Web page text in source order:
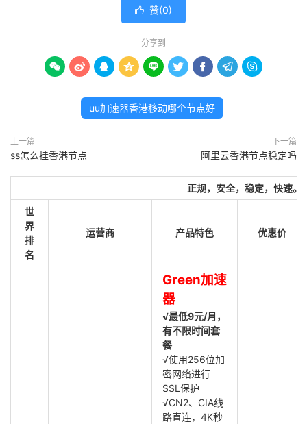
 赞(0)
分享到
        
uu加速器香港移动哪个节点好
上一篇
ss怎么挂香港节点
下一篇
阿里云香港节点稳定吗
正规，安全，稳定，快速。
世
界
排
名
运营商 产品特色 优惠价
Green加速
器
√最低9元/月，
有不限时间套
餐
√使用256位加
密网络进行
SSL保护
√CN2、CIA线
路直连，4K秒